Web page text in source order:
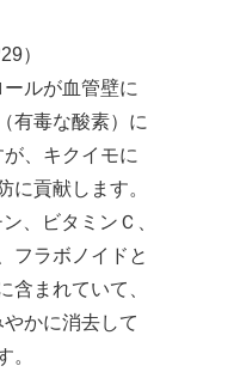
）
ルが血管壁に
有毒な酸素）に
、キクイモに
に貢献します。
、ビタミンＣ、
フラボノイドと
含まれていて、
かに消去して
。